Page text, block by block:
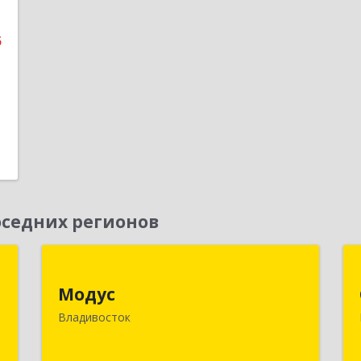
регионов
Модус
Владивосток
Владивосток г, ул. Фадеева, д. 10